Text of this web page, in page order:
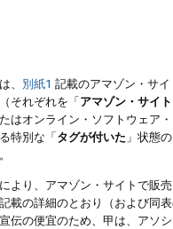
、 別紙1 記載のアマゾン・サ
それぞれを「アマゾン・サイト
はオンライン・ソフトウェア
特別な「タグが付いた 」状態
より、アマゾン・サイトで販
記載の詳細のとおり（および同
伝の便宜のため、甲は、アソ